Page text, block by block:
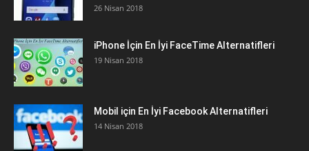
26 Nisan 2018
iPhone İçin En İyi FaceTime Alternatifleri
19 Nisan 2018
Mobil için En İyi Facebook Alternatifleri
14 Nisan 2018